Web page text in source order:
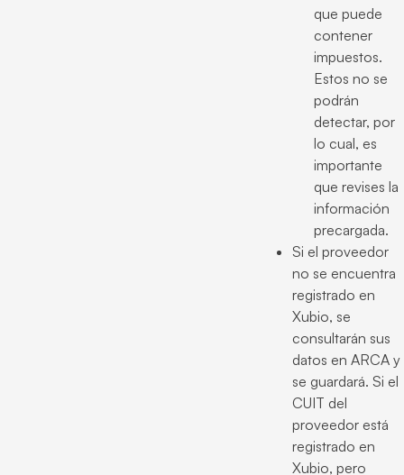
que puede
contener
impuestos.
Estos no se
podrán
detectar, por
lo cual, es
importante
que revises la
información
precargada.
Si el proveedor
no se encuentra
registrado en
Xubio, se
consultarán sus
datos en ARCA y
se guardará. Si el
CUIT del
proveedor está
registrado en
Xubio, pero